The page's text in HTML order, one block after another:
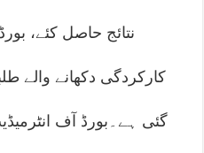
نتائج حاصل کئے،
کارکردگی دکھانے والے
گئی ہے۔بورڈ آف